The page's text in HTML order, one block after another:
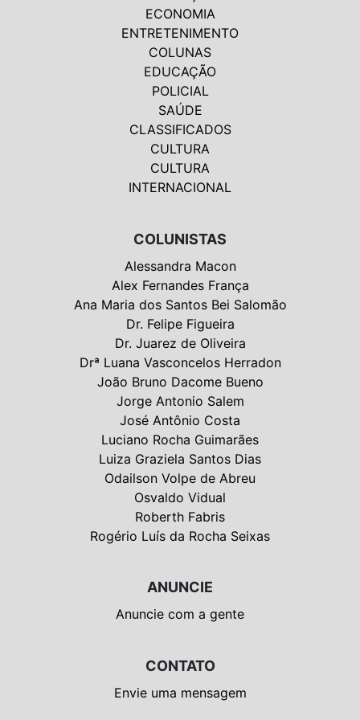
ECONOMIA
ENTRETENIMENTO
COLUNAS
EDUCAÇÃO
POLICIAL
SAÚDE
CLASSIFICADOS
CULTURA
CULTURA
INTERNACIONAL
COLUNISTAS
Alessandra Macon
Alex Fernandes França
Ana Maria dos Santos Bei Salomão
Dr. Felipe Figueira
Dr. Juarez de Oliveira
Drª Luana Vasconcelos Herradon
João Bruno Dacome Bueno
Jorge Antonio Salem
José Antônio Costa
Luciano Rocha Guimarães
Luiza Graziela Santos Dias
Odailson Volpe de Abreu
Osvaldo Vidual
Roberth Fabris
Rogério Luís da Rocha Seixas
ANUNCIE
Anuncie com a gente
CONTATO
Envie uma mensagem